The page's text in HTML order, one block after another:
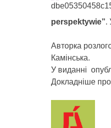
perspektywie”.
Авторка
Камінська.
У виданні
Докладніше про